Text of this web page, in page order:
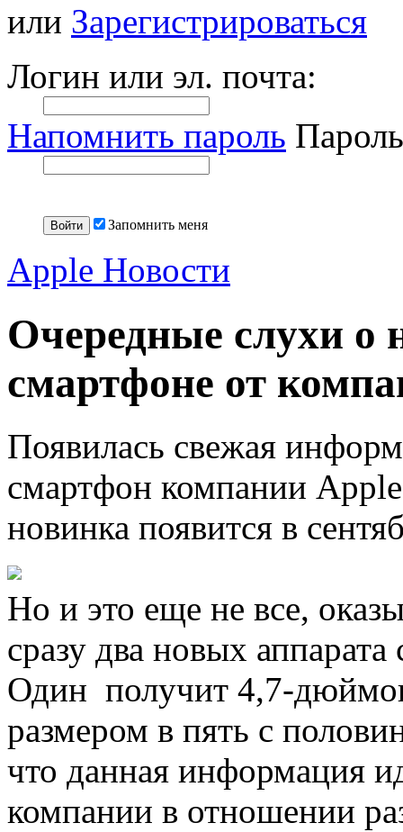
или Зарегистрироваться
Логин или эл. почта:
Напомнить пароль
Запомнить меня
Apple Новости
Очередные слухи о
смартфоне от
Появилась свежая
смартфон компании
новинка появится в
Но и это еще не все,
сразу два новых
Один получит 4,7-
размером в пять с
что данная информация
компании в отношении